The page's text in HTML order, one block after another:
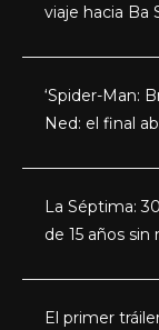
viaje hacia Ba
‘Spider-Man:
Ned: el final
La Séptima:
de 15 años
El primer